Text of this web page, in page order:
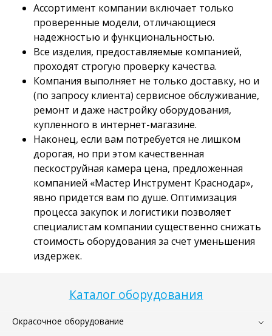
Каталог оборудования
Окрасочное оборудование
Ассортимент компании включает только
проверенные модели, отличающиеся
надежностью и функциональностью.
Все изделия, предоставляемые компанией,
проходят строгую проверку качества.
Компания выполняет не только доставку, но и
(по запросу клиента) сервисное обслуживание,
ремонт и даже настройку оборудования,
купленного в интернет-магазине.
Наконец, если вам потребуется не лишком
дорогая, но при этом качественная
пескоструйная камера цена, предложенная
компанией «Мастер Инструмент Краснодар»,
явно придется вам по душе. Оптимизация
процесса закупок и логистики позволяет
специалистам компании существенно снижать
стоимость оборудования за счет уменьшения
издержек.